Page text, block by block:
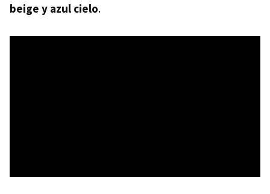
beige y azul cielo.